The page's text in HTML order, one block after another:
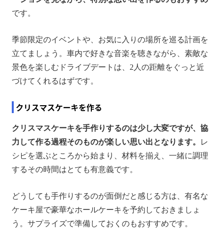
です。
季節限定のイベントや、お気に入りの場所を巡る計画を
立てましょう。車内で好きな音楽を聴きながら、素敵な
景色を楽しむドライブデートは、2人の距離をぐっと近
づけてくれるはずです。
クリスマスケーキを作る
クリスマスケーキを手作りするのは少し大変ですが、協
力して作る過程そのものが楽しい思い出となります。
レ
シピを選ぶところから始まり、材料を揃え、一緒に調理
するその時間はとても有意義です。
どうしても手作りするのが面倒だと感じる方は、有名な
ケーキ屋で豪華なホールケーキを予約しておきましょ
う。サプライズで準備しておくのもおすすめです。